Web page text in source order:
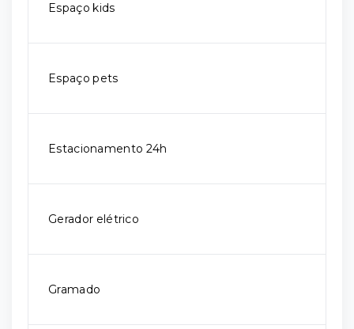
Espaço kids
Espaço pets
Estacionamento 24h
Gerador elétrico
Gramado